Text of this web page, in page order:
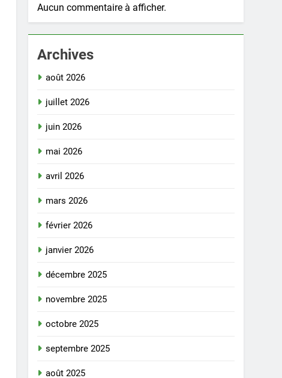
Aucun commentaire à afficher.
Archives
août 2026
juillet 2026
juin 2026
mai 2026
avril 2026
mars 2026
février 2026
janvier 2026
décembre 2025
novembre 2025
octobre 2025
septembre 2025
août 2025